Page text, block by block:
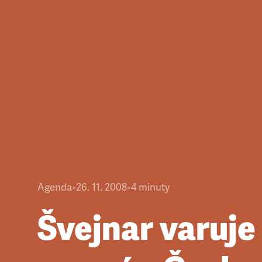
Agenda•26. 11. 2008•4 minuty
Švejnar